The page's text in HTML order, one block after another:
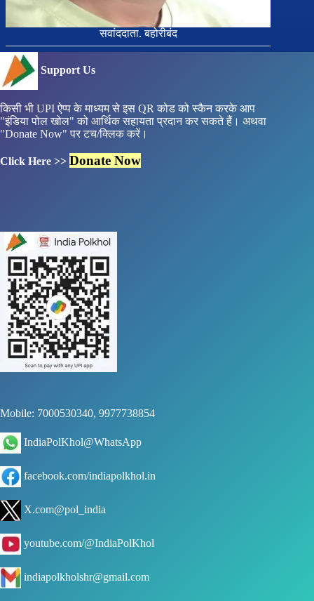
सवांददाता. बहोरीबंद
Support Us
किसी भी UPI ऐप्प के माध्यम से इस QR कोड को स्कैन करके आप
"इंडिया पोल खोल" को आर्थिक सहायता प्रदान कर सकते हैं। अथवा
"Donate Now" पर टच/क्लिक करें।
Click Here >> Donate Now
Mobile: 7000530340, 9977738854
IndiaPolKhol@WhatsApp
facebook.com/indiapolkhol.in
X.com@pol_india
youtube.com/@IndiaPolKhol
indiapolkholshr@gmail.com